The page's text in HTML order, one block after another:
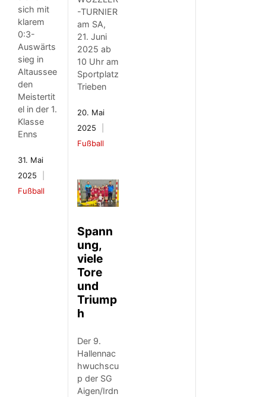
sich mit
klarem
0:3-
Auswärts
sieg in
Altaussee
den
Meistertit
el in der 1.
Klasse
Enns
31. Mai
2025
Fußball
-TURNIER
am SA,
21. Juni
2025 ab
10 Uhr am
Sportplatz
Trieben
20. Mai
2025
Fußball
Spann
ung,
viele
Tore
und
Triump
h
Der 9.
Hallennac
hwuchscu
p der SG
Aigen/Irdn